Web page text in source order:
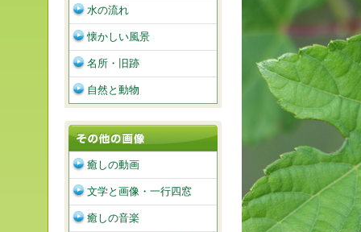
水の流れ
懐かしい風景
名所・旧跡
自然と動物
癒しの動画
文学と画像・一行四窓
癒しの音楽